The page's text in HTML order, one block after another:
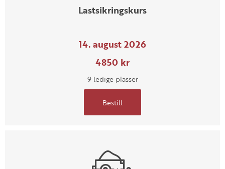
Lastsikringskurs
14. august 2026
4850 kr
9 ledige plasser
Bestill